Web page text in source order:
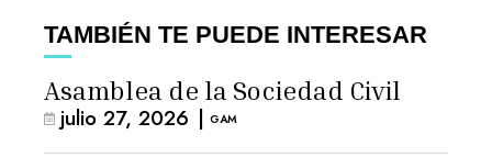
TAMBIÉN TE PUEDE INTERESAR
Asamblea de la Sociedad Civil
julio 27, 2026 | GAM